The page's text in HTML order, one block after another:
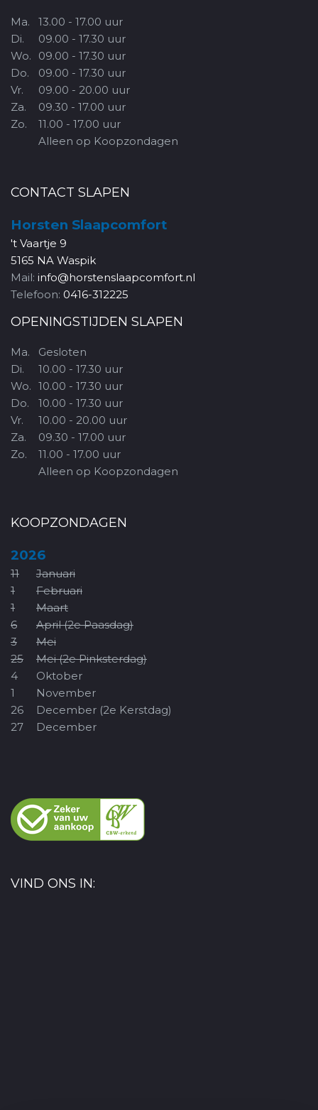
Ma.
Di.
Wo.
Do.
Vr.
Za.
Zo.
13.00 - 17.00 uur
09.00 - 17.30 uur
09.00 - 17.30 uur
09.00 - 17.30 uur
09.00 - 20.00 uur
09.30 - 17.00 uur
11.00 - 17.00 uur
Alleen op Koopzondagen
CONTACT SLAPEN
Horsten Slaapcomfort
't Vaartje 9
5165 NA Waspik
Mail: info@horstenslaapcomfort.nl
Telefoon: 0416-312225
OPENINGSTIJDEN SLAPEN
Ma.
Di.
Wo.
Do.
Vr.
Za.
Zo.
Gesloten
10.00 - 17.30 uur
10.00 - 17.30 uur
10.00 - 17.30 uur
10.00 - 20.00 uur
09.30 - 17.00 uur
11.00 - 17.00 uur
Alleen op Koopzondagen
KOOPZONDAGEN
2026
11
Januari
1
Februari
1
Maart
6
April (2e Paasdag)
3
Mei
25
Mei (2e Pinksterdag)
4
Oktober
1
November
26
December (2e Kerstdag)
27
December
VIND ONS IN: